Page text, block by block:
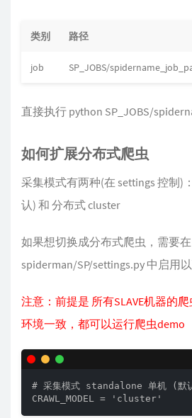
类别 路径
job SP_JOBS/
直接执行 python SP_JOBS/
如何扩展分布式爬虫
采集模式有两种(在 settings 控制)
认) 和 分布式 cluster
如果想切换成分布式爬虫，需要在
spiderman/SP/settings.py 中启用
注意：前提是 所有SLAVE机器的
环境一致，都可以运行爬虫demo
# 采集模式 standalone 单机 (
CRAWL_MODEL = 'cluster'